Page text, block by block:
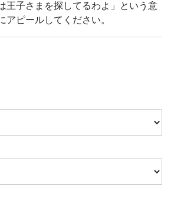
王子さまを探してるわよ」という意
アピールしてください。